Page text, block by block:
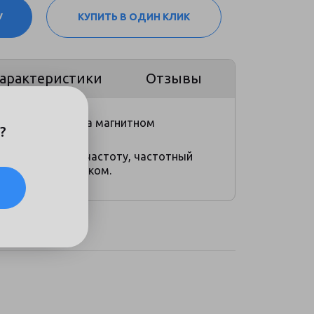
КУПИТЬ В ОДИН КЛИК
Отзывы
длины волны на магнитном
на конкретную частоту, частотный
с заказчиком.